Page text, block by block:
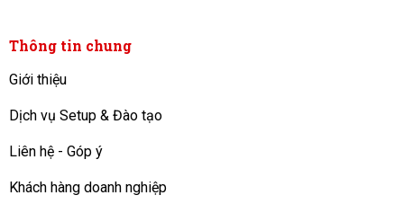
Thông tin chung
Giới thiệu
Dịch vụ Setup & Đào tạo
Liên hệ - Góp ý
Khách hàng doanh nghiệp